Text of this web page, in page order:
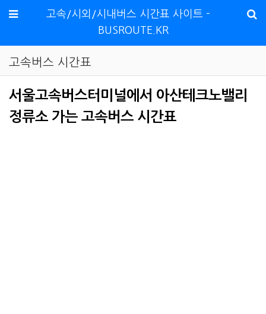
메뉴
고속/시외/시내버스 시간표 사이트 -
BUSROUTE.KR
고속버스 시간표
서울고속버스터미널에서 아산테크노밸리
정류소 가는 고속버스 시간표